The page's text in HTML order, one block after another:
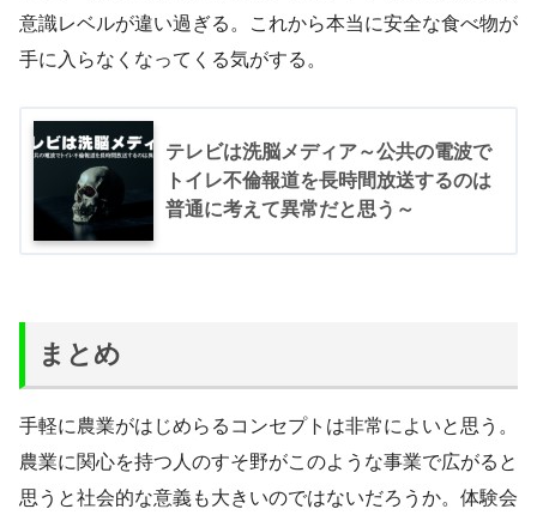
意識レベルが違い過ぎる。これから本当に安全な食べ物が
手に入らなくなってくる気がする。
テレビは洗脳メディア～公共の電波で
トイレ不倫報道を長時間放送するのは
普通に考えて異常だと思う～
まとめ
手軽に農業がはじめらるコンセプトは非常によいと思う。
農業に関心を持つ人のすそ野がこのような事業で広がると
思うと社会的な意義も大きいのではないだろうか。体験会